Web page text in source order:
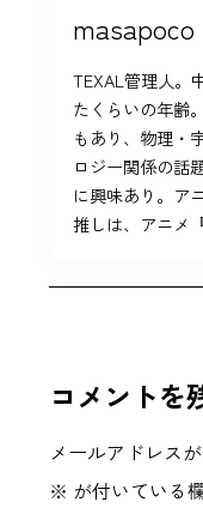
masapoco
TEXAL管理人。
たくらいの年齢
もあり、物理・
ロジー関係の話
に興味あり。ア
推しは、アニメ
コメントを
メールアドレス
※ が付いている